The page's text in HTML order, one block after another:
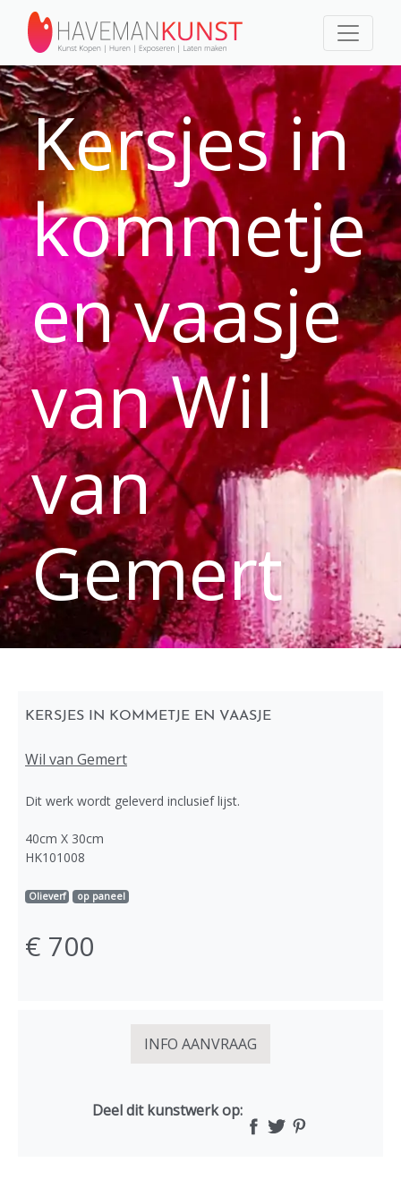
Kersjes in
kommetje
en vaasje
van Wil
van
Gemert
KERSJES IN KOMMETJE EN VAASJE
Wil van Gemert
Dit werk wordt geleverd inclusief lijst.
40cm X 30cm
HK101008
Olieverf op paneel
€ 700
INFO AANVRAAG
Deel dit kunstwerk op: